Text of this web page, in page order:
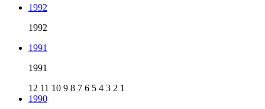
1992
1992
1991
1991
12 11 10 9 8 7 6 5 4 3 2 1
1990